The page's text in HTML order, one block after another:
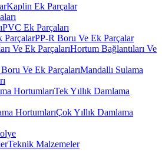
Kaplin Ek Parçalar
PVC Ek Parçaları
PP-R Boru Ve Ek Parçalar
Hortum Bağlantıları Ve
Mandallı Sulama
Tek Yıllık Damlama
Çok Yıllık Damlama
Teknik Malzemeler